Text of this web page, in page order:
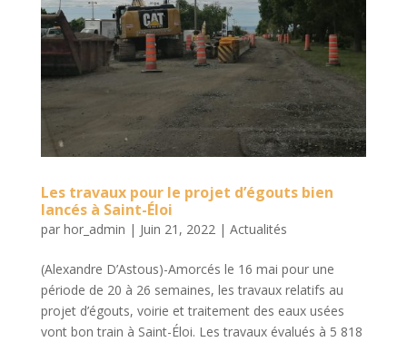
Les travaux pour le projet d’égouts bien
lancés à Saint-Éloi
par hor_admin | Juin 21, 2022 | Actualités
(Alexandre D’Astous)-Amorcés le 16 mai pour une
période de 20 à 26 semaines, les travaux relatifs au
projet d’égouts, voirie et traitement des eaux usées
vont bon train à Saint-Éloi. Les travaux évalués à 5 818